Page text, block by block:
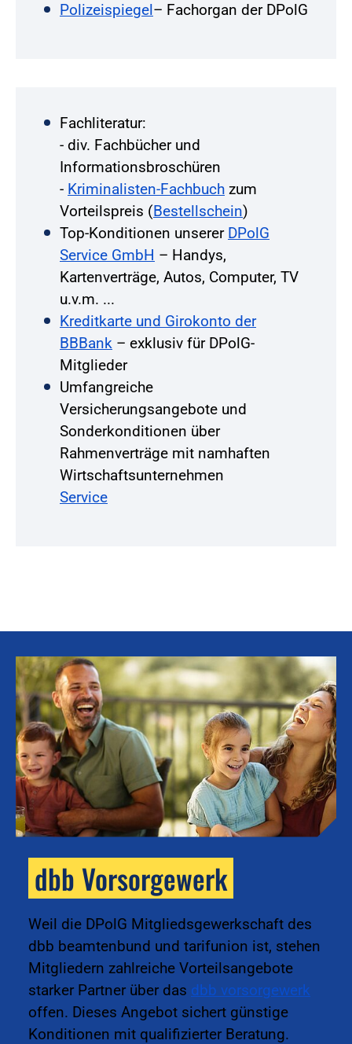
Polizeispiegel– Fachorgan der DPolG
Fachliteratur:
- div. Fachbücher und
Informationsbroschüren
- Kriminalisten-Fachbuch zum
Vorteilspreis (Bestellschein)
Top-Konditionen unserer DPolG
Service GmbH – Handys,
Kartenverträge, Autos, Computer, TV
u.v.m. ...
Kreditkarte und Girokonto der
BBBank – exklusiv für DPolG-
Mitglieder
Umfangreiche
Versicherungsangebote und
Sonderkonditionen über
Rahmenverträge mit namhaften
Wirtschaftsunternehmen
Service
dbb Vorsorgewerk
Weil die DPolG Mitgliedsgewerkschaft des
dbb beamtenbund und tarifunion ist, stehen
Mitgliedern zahlreiche Vorteilsangebote
starker Partner über das dbb vorsorgewerk
offen. Dieses Angebot sichert günstige
Konditionen mit qualifizierter Beratung.